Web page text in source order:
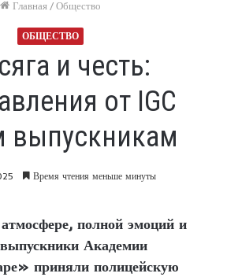
Главная /Общество
ОБЩЕСТВО
и честь:
от IGC
выпускникам
Время чтения меньше минуты
полной эмоций и
Академии
приняли полицейскую